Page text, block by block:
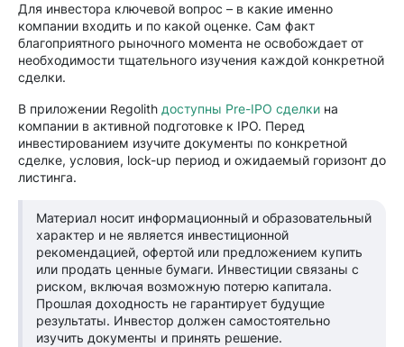
Для инвестора ключевой вопрос – в какие именно
компании входить и по какой оценке. Сам факт
благоприятного рыночного момента не освобождает от
необходимости тщательного изучения каждой конкретной
сделки.
В приложении Regolith доступны Pre-IPO сделки на
компании в активной подготовке к IPO. Перед
инвестированием изучите документы по конкретной
сделке, условия, lock-up период и ожидаемый горизонт до
листинга.
Материал носит информационный и образовательный
характер и не является инвестиционной
рекомендацией, офертой или предложением купить
или продать ценные бумаги. Инвестиции связаны с
риском, включая возможную потерю капитала.
Прошлая доходность не гарантирует будущие
результаты. Инвестор должен самостоятельно
изучить документы и принять решение.